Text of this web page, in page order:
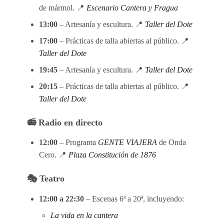
de mármol. 📍 Escenario Cantera y Fragua
13:00– Artesanía y escultura. 📍 Taller del Dote
17:00– Prácticas de talla abiertas al público. 📍
Taller del Dote
19:45– Artesanía y escultura. 📍 Taller del Dote
20:15– Prácticas de talla abiertas al público. 📍
Taller del Dote
📻 Radio en directo
12:00– Programa GENTE VIAJERAde Onda
Cero. 📍 Plaza Constitución de 1876
🎭 Teatro
12:00 a 22:30– Escenas 6ª a 20ª, incluyendo:
La vida en la cantera